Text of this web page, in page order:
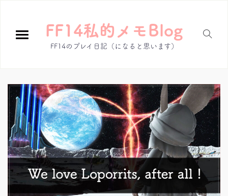
FF14私的メモBlog
FF14のプレイ日記（になると思います）